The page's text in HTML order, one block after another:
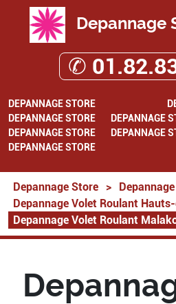
Depannage
✆
DEPANNAGE STORE
DEPANNAGE STORE
DEPANNAGE
DEPANNAGE STORE
DEPANNAGE
DEPANNAGE STORE
Depannage Store >
Depannage Volet Roulant
Depannage Volet Roulant